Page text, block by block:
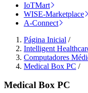
IoTMart
WISE-Marketplace
A-Connect
Página Inicial /
Intelligent
Computadores
Medical Box PC /
Medical Box PC